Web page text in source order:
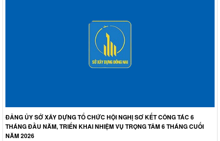
ĐẢNG ỦY SỞ XÂY DỰNG TỔ CHỨC HỘI NGHỊ SƠ KẾT CÔNG TÁC 6
THÁNG ĐẦU NĂM, TRIỂN KHAI NHIỆM VỤ TRỌNG TÂM 6 THÁNG CUỐI
NĂM 2026